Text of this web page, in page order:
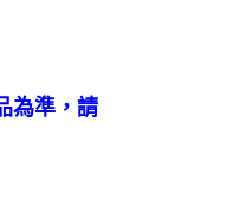
為準，請